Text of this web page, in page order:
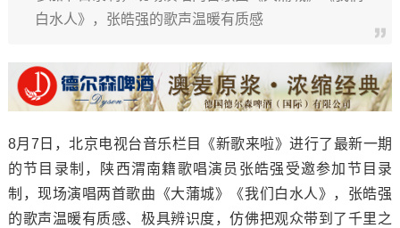
白水人》，张皓强的歌声温暖有质感
8月7日，北京电视台音乐栏目《新歌来啦》进行了最新一期
的节目录制，陕西渭南籍歌唱演员张皓强受邀参加节目录
制，现场演唱两首歌曲《大蒲城》《我们白水人》，张皓强
的歌声温暖有质感、极具辨识度，仿佛把观众带到了千里之